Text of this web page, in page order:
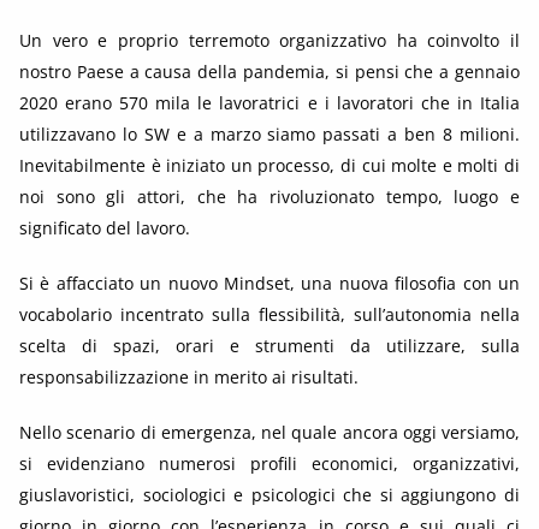
Un vero e proprio terremoto organizzativo ha coinvolto il
nostro Paese a causa della pandemia, si pensi che a gennaio
2020 erano 570 mila le lavoratrici e i lavoratori che in Italia
utilizzavano lo SW e a marzo siamo passati a ben 8 milioni.
Inevitabilmente è iniziato un processo, di cui molte e molti di
noi sono gli attori, che ha rivoluzionato tempo, luogo e
significato del lavoro.
Si è affacciato un nuovo Mindset, una nuova filosofia con un
vocabolario incentrato sulla flessibilità, sull’autonomia nella
scelta di spazi, orari e strumenti da utilizzare, sulla
responsabilizzazione in merito ai risultati.
Nello scenario di emergenza, nel quale ancora oggi versiamo,
si evidenziano numerosi profili economici, organizzativi,
giuslavoristici, sociologici e psicologici che si aggiungono di